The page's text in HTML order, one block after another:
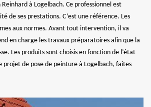
à Logelbach. Ce professionnel est
de ses prestations. C’est une référence. Les
aux normes. Avant tout intervention, il va
en charge les travaux préparatoires afin que la
Les produits sont choisis en fonction de l’état
de pose de peinture à Logelbach, faites